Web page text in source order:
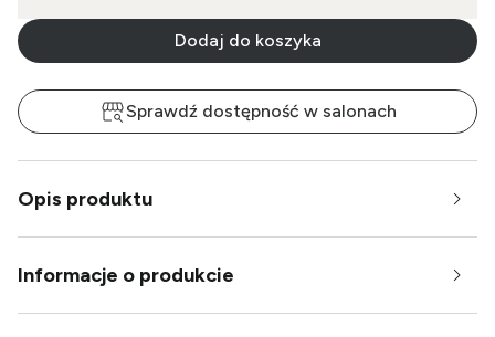
Dodaj do koszyka
Sprawdź dostępność w salonach
Opis produktu
Informacje o produkcie